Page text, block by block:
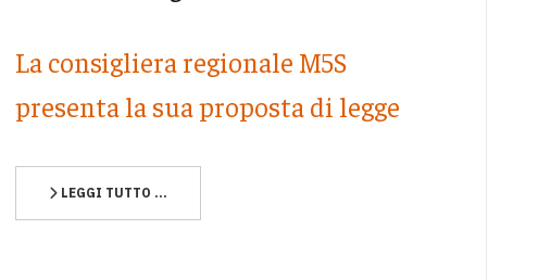
La consigliera regionale M5S
presenta la sua proposta di legge
LEGGI TUTTO …